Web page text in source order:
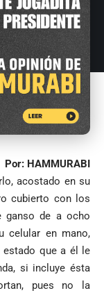
Por: HAMMURABI
acostado en su
cubierto con los
ganso de a ocho
celular en mano,
estado que a él le
si incluye ésta
pues no la